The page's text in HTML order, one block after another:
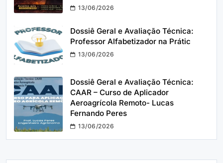
13/06/2026
Dossiê Geral e Avaliação Técnica:
Professor Alfabetizador na Prátic
13/06/2026
Dossiê Geral e Avaliação Técnica:
CAAR – Curso de Aplicador
Aeroagrícola Remoto- Lucas
Fernando Peres
13/06/2026